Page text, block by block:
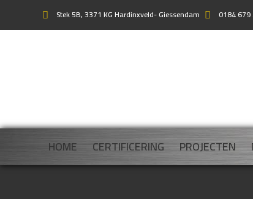
Stek 5B, 3371 KG Hardinxveld- Giessendam 0184
HOME CERTIFICERING PROJECTEN